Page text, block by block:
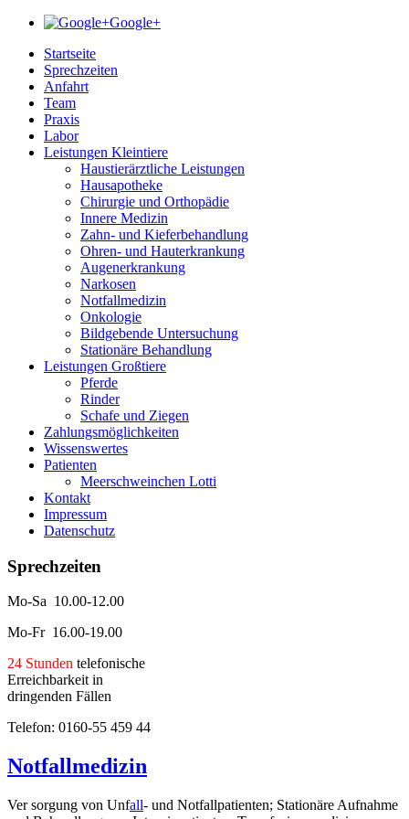
Google+
Startseite
Sprechzeiten
Anfahrt
Team
Praxis
Labor
Leistungen Kleintiere
Haustierärztliche Leistungen
Hausapotheke
Chirurgie und Orthopädie
Innere Medizin
Zahn- und Kieferbehandlung
Ohren- und Hauterkrankung
Augenerkrankung
Narkosen
Notfallmedizin
Onkologie
Bildgebende Untersuchung
Stationäre Behandlung
Leistungen Großtiere
Pferde
Rinder
Schafe und Ziegen
Zahlungsmöglichkeiten
Wissenswertes
Patienten
Meerschweinchen Lotti
Kontakt
Impressum
Datenschutz
Sprechzeiten
Mo-Sa 10.00-12.00
Mo-Fr 16.00-19.00
24 Stunden telefonische
Erreichbarkeit in
dringenden Fällen
Telefon: 0160-55 459 44
Notfallmedizin
Versorgung von Unfall- und Notfallpatienten; Stationäre Aufnahme